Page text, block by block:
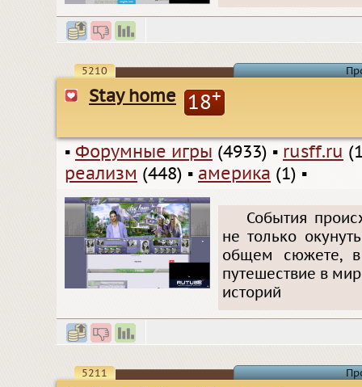
5210
Stay home 18+
▪ Форумные игры (4933) ▪ rusff.ru
реализм (448) ▪ америка (1) ▪
События
не только
общем сюжете, в
путешествие в
историй
5211